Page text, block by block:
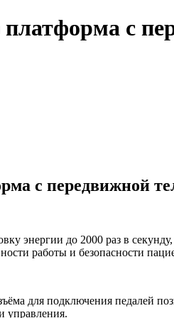
платформа с
с передвижной
энергии до 2000 раз в
работы и безопасности
для подключения педалей
управления.